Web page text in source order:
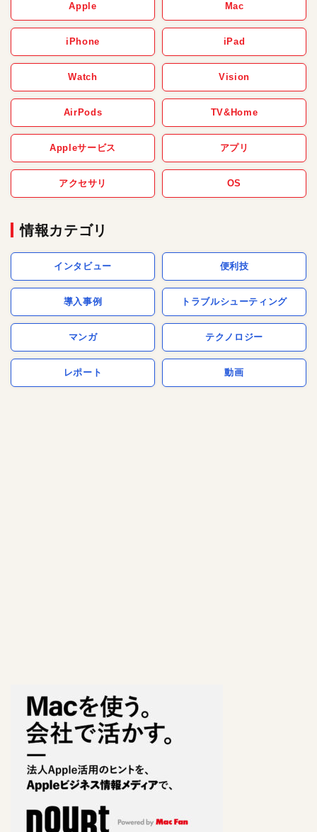
Apple Mac
iPhone iPad
Watch Vision
AirPods TV&Home
Appleサービス アプリ
アクセサリ OS
情報カテゴリ
インタビュー 便利技
導入事例 トラブルシューティング
マンガ テクノロジー
レポート 動画